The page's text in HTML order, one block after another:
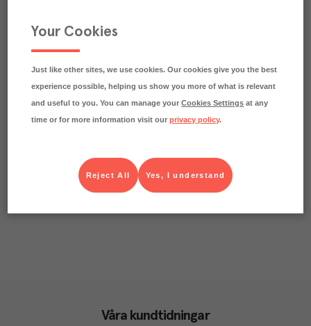
Våra kundtidningar
Your Cookies
Just like other sites, we use cookies. Our cookies give you the best
experience possible, helping us show you more of what is relevant
and useful to you. You can manage yourCookies Settings at any
time or for more information visit ourprivacy policy.
Yes, I understand
Reject All